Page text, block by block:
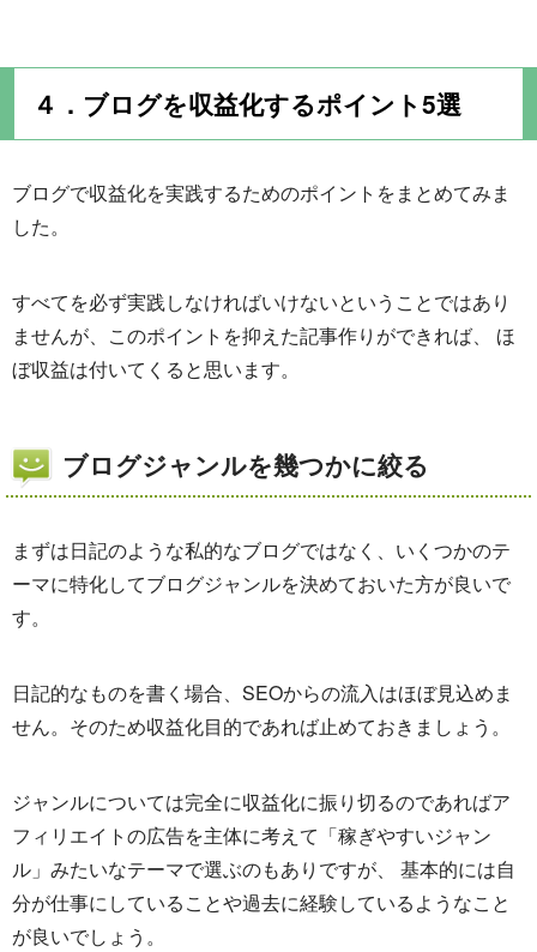
４．ブログを収益化するポイント5選
ブログで収益化を実践するためのポイントをまとめてみま
した。
すべてを必ず実践しなければいけないということではあり
ませんが、このポイントを抑えた記事作りができれば、 ほ
ぼ収益は付いてくると思います。
ブログジャンルを幾つかに絞る
まずは日記のような私的なブログではなく、いくつかのテ
ーマに特化してブログジャンルを決めておいた方が良いで
す。
日記的なものを書く場合、SEOからの流入はほぼ見込めま
せん。そのため収益化目的であれば止めておきましょう。
ジャンルについては完全に収益化に振り切るのであればア
フィリエイトの広告を主体に考えて「稼ぎやすいジャン
ル」みたいなテーマで選ぶのもありですが、 基本的には自
分が仕事にしていることや過去に経験しているようなこと
が良いでしょう。